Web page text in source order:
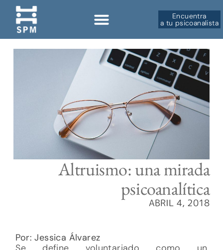
Encuentra
a tu psicoanalista
Altruismo: una mirada
psicoanalítica
ABRIL 4, 2018
Por: Jessica Álvarez